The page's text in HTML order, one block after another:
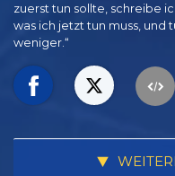
zuerst tun sollte, schreibe
was ich jetzt tun muss, und
weniger.“